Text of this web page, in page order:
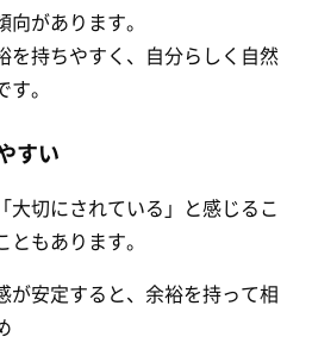
があります。
を持ちやすく、自分らしく自然
。
すい
大切にされている」と感じるこ
もあります。
が安定すると、余裕を持って相